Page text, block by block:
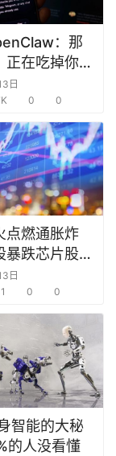
：那
正在吃掉你的
日
0 0
点燃通胀炸
暴跌芯片股领
日
0 0
智能的大秘
的人没看懂